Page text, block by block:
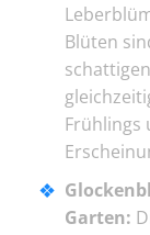
Blüten
Frühlings
Garten: